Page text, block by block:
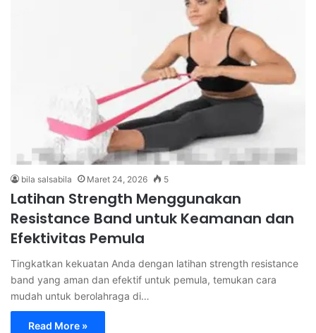
bila salsabila Maret 24, 2026 5
Latihan Strength Menggunakan
Resistance Band untuk Keamanan dan
Efektivitas Pemula
Tingkatkan kekuatan Anda dengan latihan strength resistance
band yang aman dan efektif untuk pemula, temukan cara
mudah untuk berolahraga di…
Read More »